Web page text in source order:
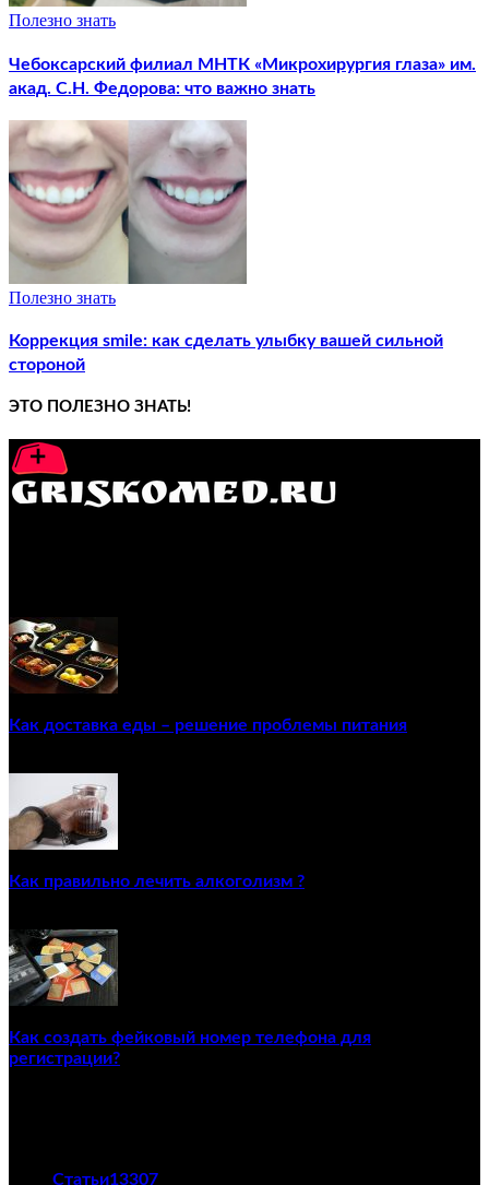
Полезно знать
Чебоксарский филиал МНТК «Микрохирургия глаза» им.
акад. С.Н. Федорова: что важно знать
Полезно знать
Коррекция smile: как сделать улыбку вашей сильной
стороной
ЭТО ПОЛЕЗНО ЗНАТЬ!
Как доставка еды – решение проблемы питания
Как правильно лечить алкоголизм ?
Как создать фейковый номер телефона для
регистрации?
Статьи13307